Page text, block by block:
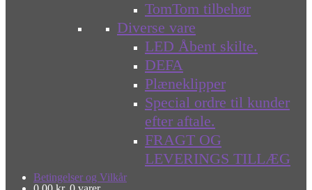
TomTom tilbehør
Diverse vare
LED Åbent skilte.
DEFA
Plæneklipper
Special ordre til kunder
efter aftale.
FRAGT OG
LEVERINGS TILLÆG
Betingelser og Vilkår